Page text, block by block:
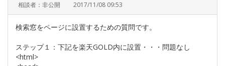
相談者：非公開 2017/11/08 09:53
検索窓をページに設置するための質問です。
ステップ１：下記を楽天GOLD内に設置・・・問題なし
<html>